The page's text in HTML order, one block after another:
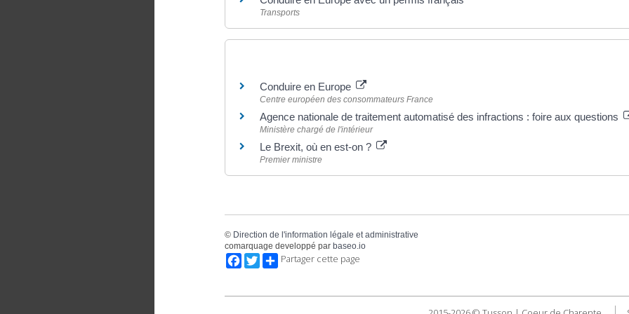
Transports
Conduire en Europe
Centre européen des consommateurs France
Agence nationale de traitement automatisé des infractions : foire aux questions
Ministère chargé de l'intérieur
Le Brexit, où en est-on ?
Premier ministre
© Direction de l'information légale et administrative
comarquage developpé par baseo.io
FacebookTwitterPartager cette page